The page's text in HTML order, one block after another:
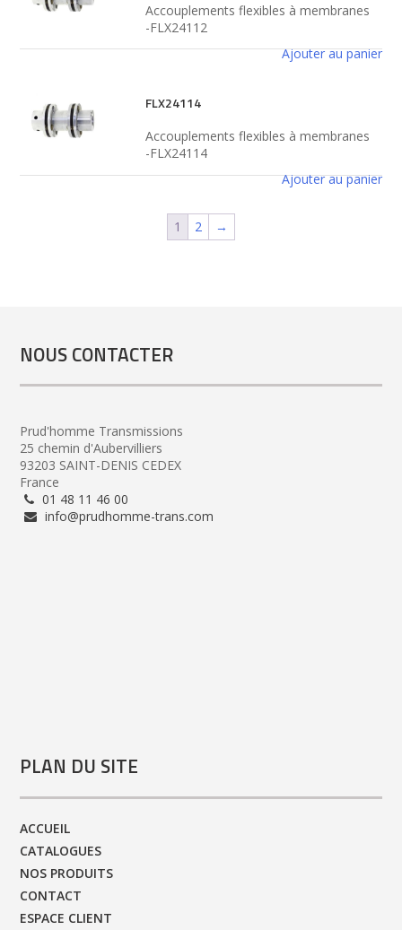
Accouplements flexibles à membranes
-FLX24112
Ajouter au panier
FLX24114
Accouplements flexibles à membranes
-FLX24114
Ajouter au panier
1 2 →
NOUS CONTACTER
Prud'homme Transmissions
25 chemin d'Aubervilliers
93203 SAINT-DENIS CEDEX
France
01 48 11 46 00
info@prudhomme-trans.com
PLAN DU SITE
ACCUEIL
CATALOGUES
NOS PRODUITS
CONTACT
ESPACE CLIENT